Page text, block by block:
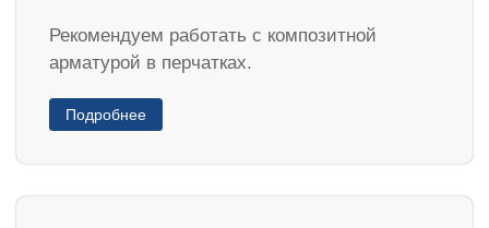
Рекомендуем работать с композитной
арматурой в перчатках.
Подробнее